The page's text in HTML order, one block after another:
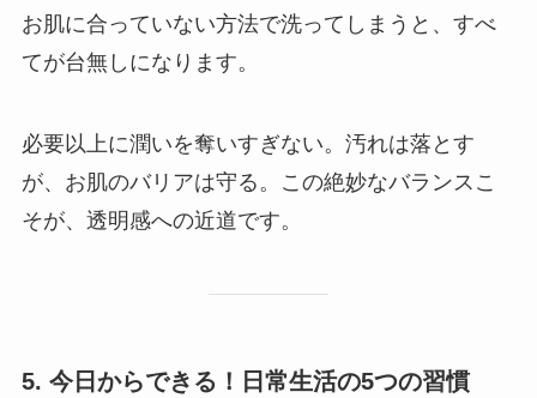
お肌に合っていない方法で洗ってしまうと、すべ
てが台無しになります。
必要以上に潤いを奪いすぎない。汚れは落とす
が、お肌のバリアは守る。この絶妙なバランスこ
そが、透明感への近道です。
5. 今日からできる！日常生活の5つの習慣